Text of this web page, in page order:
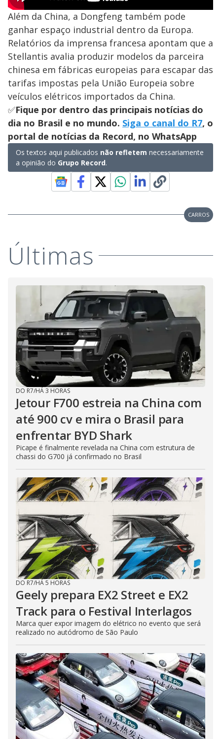
Além da China, a Dongfeng também pode
ganhar espaço industrial dentro da Europa.
Relatórios da imprensa francesa apontam que a
Stellantis avalia produzir modelos da parceira
chinesa em fábricas europeias para escapar das
tarifas impostas pela União Europeia sobre
veículos elétricos importados da China.
✅Fique por dentro das principais notícias do
dia no Brasil e no mundo. Siga o canal do R7, o
portal de notícias da Record, no WhatsApp
Os textos aqui publicados não refletem necessariamente
a opinião do Grupo Record.
CARROS
Últimas
DO R7/HÁ 3 HORAS
Jetour F700 estreia na China com
até 900 cv e mira o Brasil para
enfrentar BYD Shark
Picape é finalmente revelada na China com estrutura de
chassi do G700 já confirmado no Brasil
DO R7/HÁ 5 HORAS
Geely prepara EX2 Street e EX2
Track para o Festival Interlagos
Marca quer expor imagem do elétrico no evento que será
realizado no autódromo de São Paulo